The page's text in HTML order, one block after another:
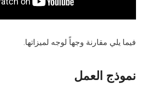
فيما يلي مقارنة وجهاً لوجه لميزاتها.
نموذج العمل